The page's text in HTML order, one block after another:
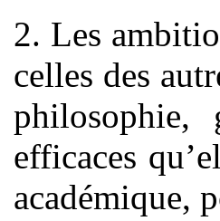
2. Les
celles des
philosophie,
efficaces
académique,